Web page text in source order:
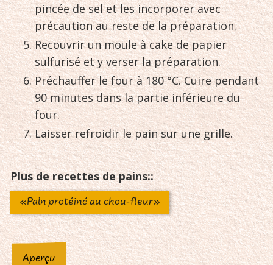
pincée de sel et les incorporer avec
précaution au reste de la préparation.
Recouvrir un moule à cake de papier
sulfurisé et y verser la préparation.
Préchauffer le four à 180 °C. Cuire pendant
90 minutes dans la partie inférieure du
four.
Laisser refroidir le pain sur une grille.
Plus de recettes de pains::
«Pain protéiné au chou-fleur»
Aperçu